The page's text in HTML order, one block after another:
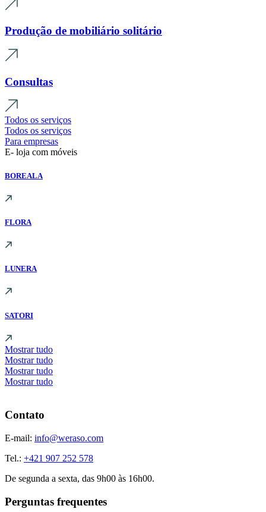
Produção de mobiliário solitário
Consultas
Todos os serviços
Todos os serviços
Para empresas
E- loja com móveis
BOREALA
FLORA
LUNERA
SATORI
Mostrar tudo
Mostrar tudo
Mostrar tudo
Mostrar tudo
Contato
E-mail: info@weraso.com
Tel.: +421 907 252 578
De segunda a sexta, das 9h00 às 16h00.
Perguntas frequentes